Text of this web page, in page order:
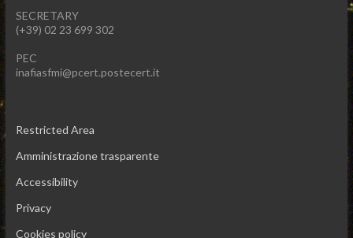
SECRETARY
(+39) 02 23 699 302
PEC
inafiasfmi@pcert.postecert.it
Restricted Area
Amministrazione trasparente
Accessibility
Privacy
Cookies policy